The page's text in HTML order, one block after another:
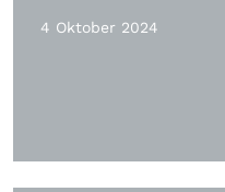
4 Oktober 2024